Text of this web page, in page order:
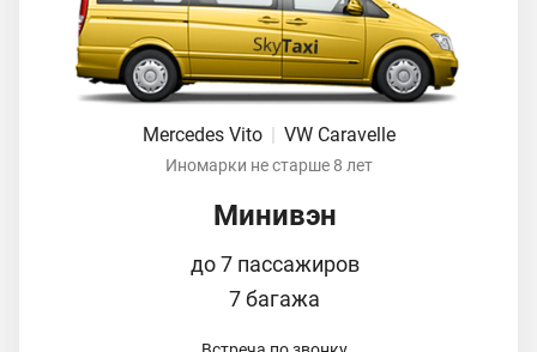
Mercedes Vito VW Caravelle
Иномарки не старше 8 лет
Минивэн
до 7 пассажиров
7 багажа